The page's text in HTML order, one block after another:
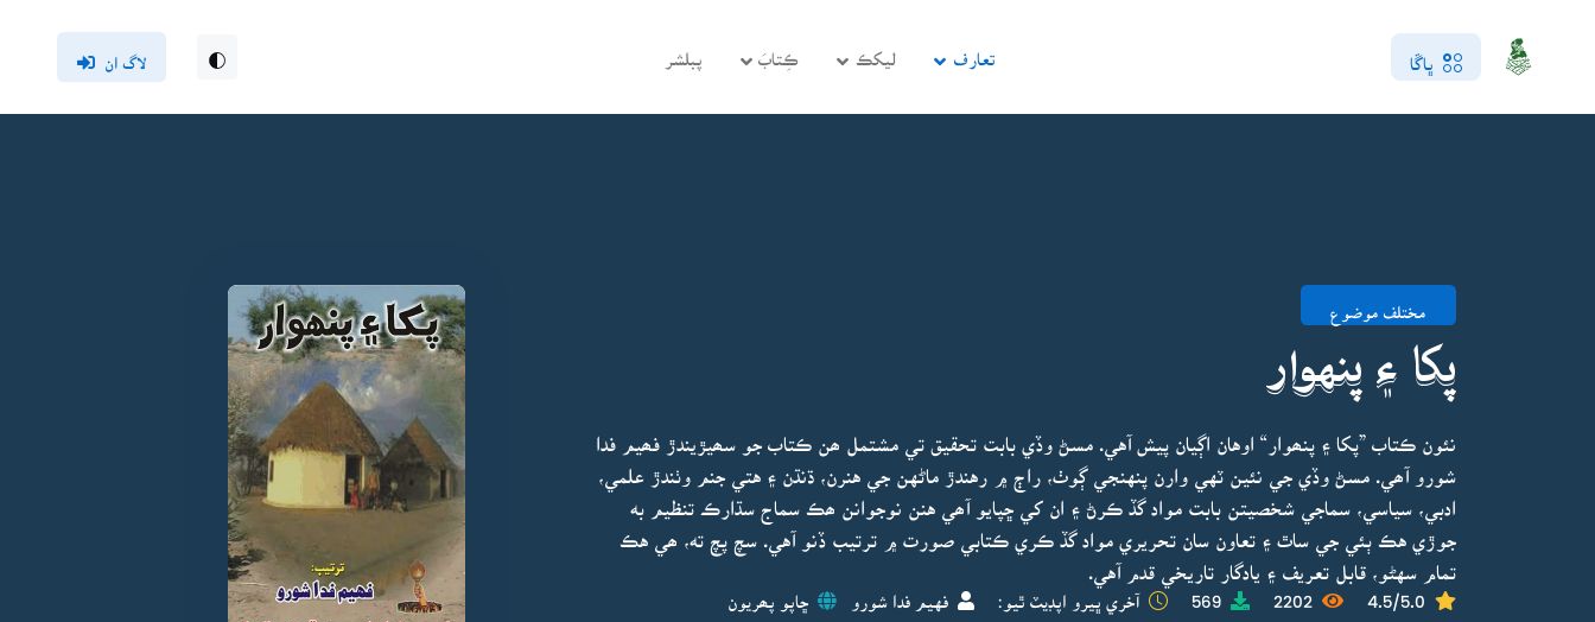
ڀاڱا تعارف ليکڪ ڪِتابَ پبلشر لاگ ان
مختلف موضوع
پکا ۽ پنهوار
نئون ڪتاب ”پکا ۽ پنھوار“ اوهان اڳيان پيش آهي. مسڻ وڏي بابت تحقيق تي مشتمل ھن ڪتاب جو سھيڙيندڙ فھيم فدا
شورو آھي. مسڻ وڏي جي نئين ٽهي وارن پنهنجي ڳوٺ، راڄ ۾ رهندڙ ماڻهن جي هنرن، ڌنڌن ۽ هتي جنم وٺندڙ علمي،
ادبي، سياسي، سماجي شخصيتن بابت مواد گڏ ڪرڻ ۽ ان کي ڇپايو آھي هنن نوجوانن ھڪ سماج سڌارڪ تنظيم به
جوڙي هڪ ٻئي جي ساٿ ۽ تعاون سان تحريري مواد گڏ ڪري ڪتابي صورت ۾ ترتيب ڏنو آهي. سچ پچ ته، ھي هڪ
تمام سهڻو، قابل تعريف ۽ يادگار تاريخي قدم آهي.
4.5/5.0
2202
569 آخري ڀيرو اپڊيٽ ٿيو: فهيم فدا شورو ڇاپو پھريون